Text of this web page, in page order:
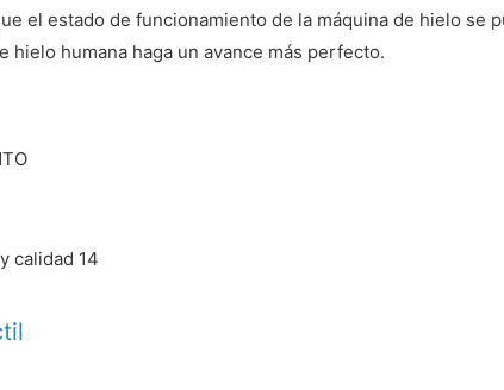
el estado de funcionamiento de la máquina de hielo se
hielo humana haga un avance más perfecto.